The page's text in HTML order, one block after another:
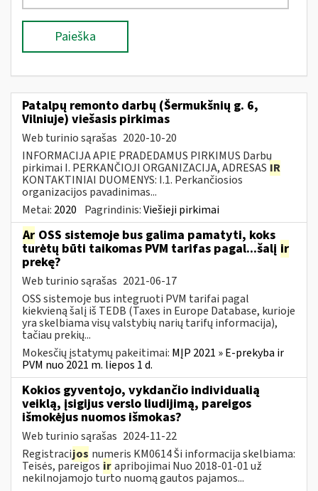
Paieška
Patalpų remonto darbų (Šermukšnių g. 6,
Vilniuje) viešasis pirkimas
Web turinio sąrašas 2020-10-20
INFORMACIJA APIE PRADEDAMUS PIRKIMUS Darbų
pirkimai I. PERKANČIOJI ORGANIZACIJA, ADRESAS IR
KONTAKTINIAI DUOMENYS: I.1. Perkančiosios
organizacijos pavadinimas...
Metai: 2020 Pagrindinis:Viešieji pirkimai
Ar OSS sistemoje bus galima pamatyti, koks
turėtų būti taikomas PVM tarifas pagal...šalį ir
prekę?
Web turinio sąrašas 2021-06-17
OSS sistemoje bus integruoti PVM tarifai pagal
kiekvieną šalį iš TEDB (Taxes in Europe Database, kurioje
yra skelbiama visų valstybių narių tarifų informacija),
tačiau prekių...
Mokesčių įstatymų pakeitimai: MĮP 2021 » E-prekyba ir
PVM nuo 2021 m. liepos 1 d.
Kokios gyventojo, vykdančio individualią
veiklą, įsigijus verslo liudijimą, pareigos
išmokėjus nuomos išmokas?
Web turinio sąrašas 2024-11-22
Registracijos numeris KM0614 Ši informacija skelbiama:
Teisės, pareigos irapribojimai Nuo 2018-01-01 už
nekilnojamojo turto nuomą gautos pajamos...